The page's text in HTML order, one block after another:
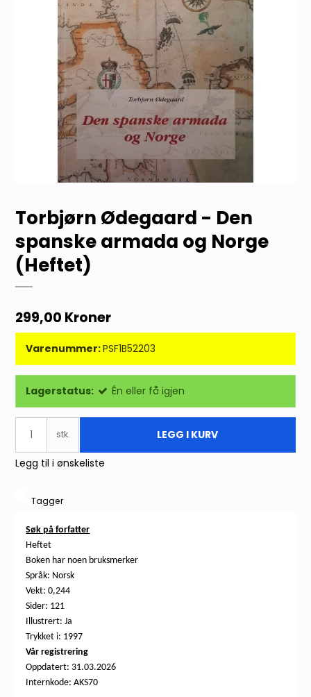
Torbjørn Ødegaard - Den
spanske armada og Norge
(Heftet)
299,00 Kroner
Varenummer:PSF1B52203
Lagerstatus: Én eller få igjen
stk. LEGG I KURV
Legg til i ønskeliste
Tagger
Søk på forfatter
Heftet
Boken har noen bruksmerker
Språk: Norsk
Vekt: 0,244
Sider: 121
Illustrert: Ja
Trykket i: 1997
Vår registrering
Oppdatert: 31.03.2026
Internkode: AKS70